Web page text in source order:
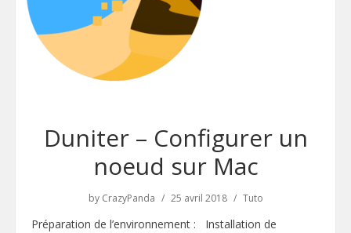
Duniter – Configurer un
noeud sur Mac
by CrazyPanda 25 avril 2018 Tuto
Préparation de l’environnement : Installation de